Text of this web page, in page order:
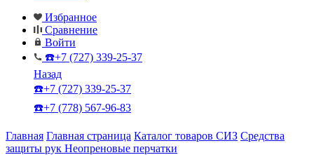
Избранное
Сравнение
Войти
☎️+7 (727) 339-25-37
Назад
☎️+7 (727) 339-25-37
☎️+7 (778) 567-96-83
Главная Главная страница Каталог товаров СИЗ Средства
защиты рук Неопреновые перчатки